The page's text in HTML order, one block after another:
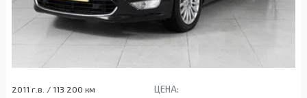
2011 г.в. / 113 200 км ЦЕНА: